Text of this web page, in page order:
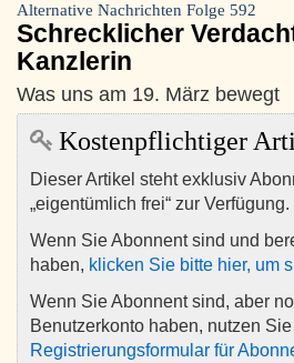
Alternative Nachrichten Folge 592
Schrecklicher
Kanzlerin
Was uns am 19. März bewegt
Kostenpflichtiger
Dieser Artikel steht exklusiv
„eigentümlich frei“ zur Verfügung.
Wenn Sie Abonnent sind und
haben, klicken Sie bitte hier, um
Wenn Sie Abonnent sind, aber
Benutzerkonto haben, nutzen
Registrierungsformular für